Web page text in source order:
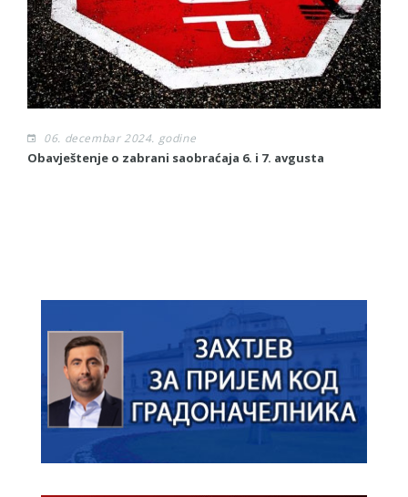
06. decembar 2024. godine
Obavještenje o zabrani saobraćaja 6. i 7. avgusta